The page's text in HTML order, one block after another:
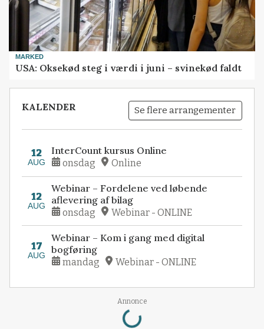
MARKED
USA: Oksekød steg i værdi i juni – svinekød faldt
KALENDER Se flere arrangementer
12
AUG
InterCount kursus Online
onsdag Online
12
AUG
Webinar – Fordelene ved løbende
aflevering af bilag
onsdag Webinar - ONLINE
17
AUG
Webinar – Kom i gang med digital
bogføring
mandag Webinar - ONLINE
Annonce
Loading...